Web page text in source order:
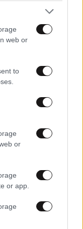
web or
to
or
or app.
κατακραυγη . Κι ο
διαφορες
για να τον
για τη Γαλλία ,